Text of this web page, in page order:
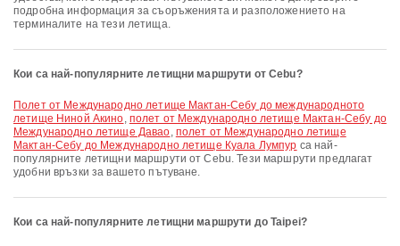
подробна информация за съоръженията и разположението на
терминалите на тези летища.
Кои са най-популярните летищни маршрути от Cebu?
полет от Международно летище Мактан-Себу до международното
летище Ниной Акино, полет от Международно летище Мактан-Себу до
Международно летище Давао, полет от Международно летище
Мактан-Себу до Международно летище Куала Лумпур са най-
популярните летищни маршрути от Cebu. Тези маршрути предлагат
удобни връзки за вашето пътуване.
Кои са най-популярните летищни маршрути до Taipei?